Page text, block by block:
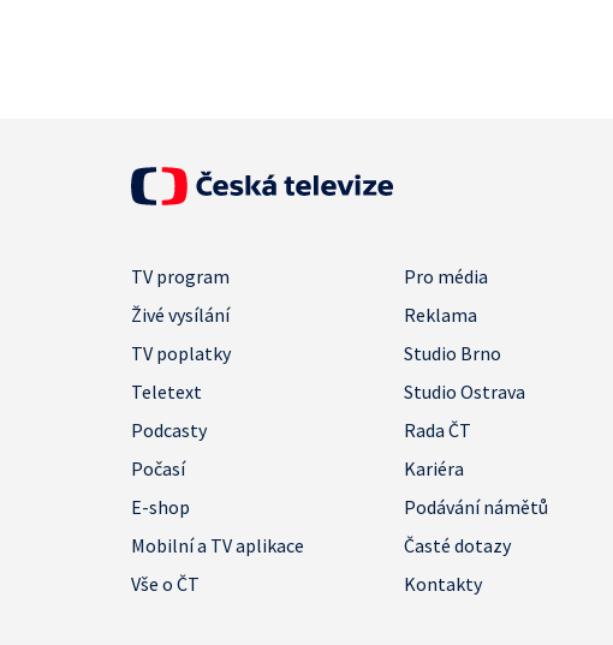
TV program
Pro média
Živé vysílání
Reklama
TV poplatky
Studio Brno
Teletext
Studio Ostrava
Podcasty
Rada ČT
Počasí
Kariéra
E-shop
Podávání námětů
Mobilní a TV aplikace
Časté dotazy
Vše o ČT
Kontakty